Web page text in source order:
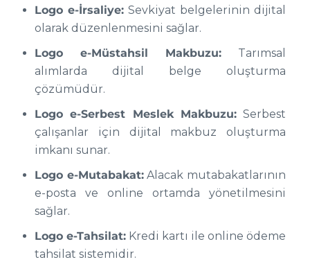
Logo e-İrsaliye: Sevkiyat belgelerinin dijital
olarak düzenlenmesini sağlar.
Logo e-Müstahsil Makbuzu: Tarımsal
alımlarda dijital belge oluşturma
çözümüdür.
Logo e-Serbest Meslek Makbuzu:Serbest
çalışanlar için dijital makbuz oluşturma
imkanı sunar.
Logo e-Mutabakat:Alacak mutabakatlarının
e-posta ve online ortamda yönetilmesini
sağlar.
Logo e-Tahsilat: Kredi kartı ile online ödeme
tahsilat sistemidir.